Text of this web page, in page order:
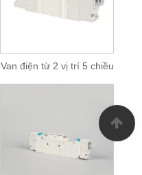
Van điện từ 2 vị trí 5 chiều